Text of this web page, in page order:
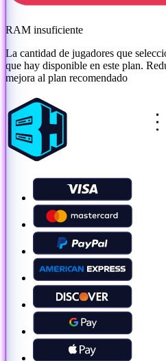
RAM insuficiente
La cantidad de jugadores que
que hay disponible en este plan.
mejora al plan recomendado